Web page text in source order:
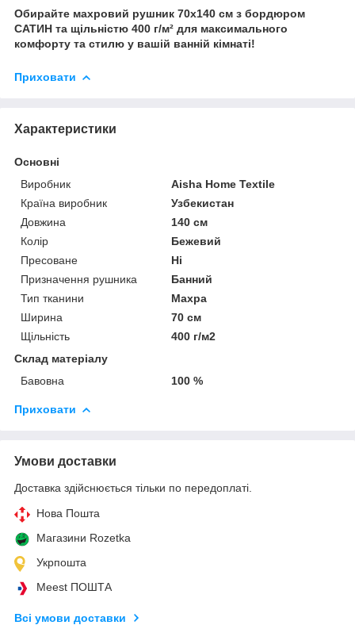
Обирайте махровий рушник 70x140 см з бордюром
САТИН та щільністю 400 г/м² для максимального
комфорту та стилю у вашій ванній кімнаті!
Приховати
Характеристики
Основні
Виробник
Aisha Home Textile
Країна виробник
Узбекистан
Довжина
140 см
Колір
Бежевий
Пресоване
Ні
Призначення рушника
Банний
Тип тканини
Махра
Ширина
70 см
Щільність
400 г/м2
Склад матеріалу
Бавовна
100 %
Приховати
Умови доставки
Доставка здійснюється тільки по передоплаті.
Нова Пошта
Магазини Rozetka
Укрпошта
Meest ПОШТА
Всі умови доставки